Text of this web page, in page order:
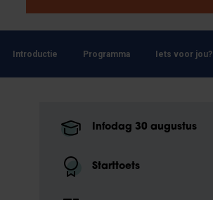
Introductie Programma Iets voor jou?
Infodag 30 augustus
Starttoets